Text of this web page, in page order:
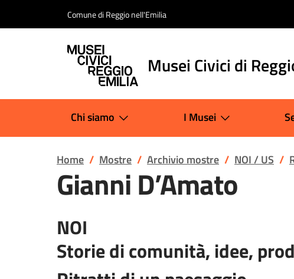
Comune di Reggio nell'Emilia
Musei Civici di
Chi siamo I Musei
Home Mostre Archivio mostre NOI / US
Gianni D’Amato
NOI
Storie di comunità, idee,